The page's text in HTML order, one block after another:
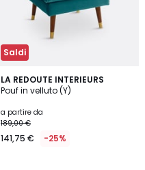
Saldi
LA REDOUTE INTERIEURS
Pouf in velluto (Y)
a partire da
189,00 €
141,75 € -25%
4,8
/ 5
6
Colori